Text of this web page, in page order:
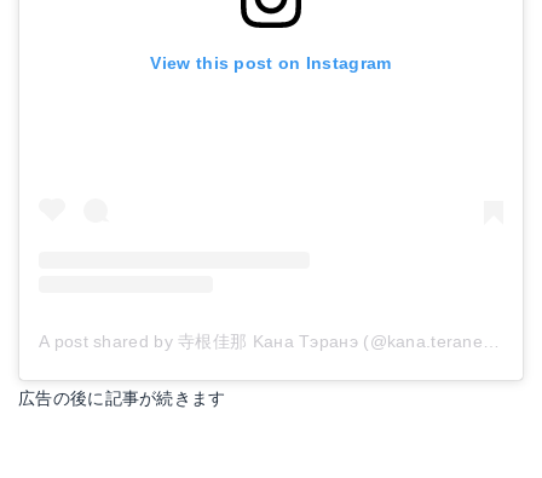
View this post on Instagram
A post shared by 寺根佳那 Κана Τэранэ (@kana.terane)on
広告の後に記事が続きます